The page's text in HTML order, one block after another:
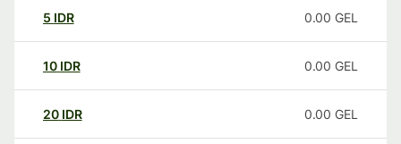
5 IDR 0.00 GEL
10 IDR 0.00 GEL
20 IDR 0.00 GEL